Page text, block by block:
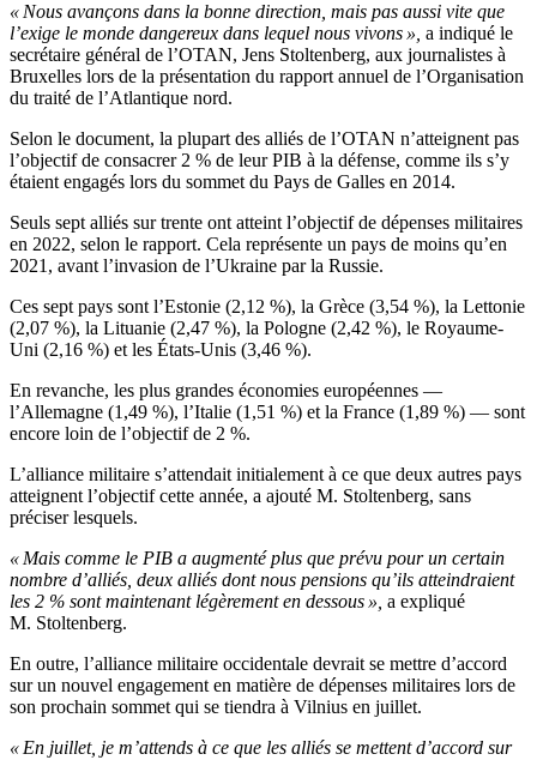
« Nous avançons dans la bonne direction, mais pas aussi vite que
l’exige le monde dangereux dans lequel nous vivons », a indiqué le
secrétaire général de l’OTAN, Jens Stoltenberg, aux journalistes à
Bruxelles lors de la présentation du rapport annuel de l’Organisation
du traité de l’Atlantique nord.
Selon le document, la plupart des alliés de l’OTAN n’atteignent pas
l’objectif de consacrer 2 % de leur PIB à la défense, comme ils s’y
étaient engagés lors du sommet du Pays de Galles en 2014.
Seuls sept alliés sur trente ont atteint l’objectif de dépenses militaires
en 2022, selon le rapport. Cela représente un pays de moins qu’en
2021, avant l’invasion de l’Ukraine par la Russie.
Ces sept pays sont l’Estonie (2,12 %), la Grèce (3,54 %), la Lettonie
(2,07 %), la Lituanie (2,47 %), la Pologne (2,42 %), le Royaume-
Uni (2,16 %) et les États-Unis (3,46 %).
En revanche, les plus grandes économies européennes —
l’Allemagne (1,49 %), l’Italie (1,51 %) et la France (1,89 %) — sont
encore loin de l’objectif de 2 %.
L’alliance militaire s’attendait initialement à ce que deux autres pays
atteignent l’objectif cette année, a ajouté M. Stoltenberg, sans
préciser lesquels.
« Mais comme le PIB a augmenté plus que prévu pour un certain
nombre d’alliés, deux alliés dont nous pensions qu’ils atteindraient
les 2 % sont maintenant légèrement en dessous », a expliqué
M. Stoltenberg.
En outre, l’alliance militaire occidentale devrait se mettre d’accord
sur un nouvel engagement en matière de dépenses militaires lors de
son prochain sommet qui se tiendra à Vilnius en juillet.
« En juillet, je m’attends à ce que les alliés se mettent d’accord sur